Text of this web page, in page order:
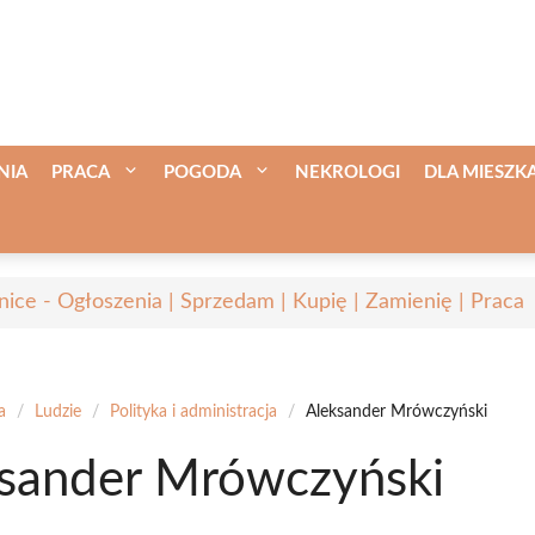
PRACA POGODA NEKROLOGI DLA
- Ogłoszenia | Sprzedam | Kupię | Zamienię | Praca
/ Ludzie / Polityka i administracja / Aleksander Mrówczyński
Mrówczyński